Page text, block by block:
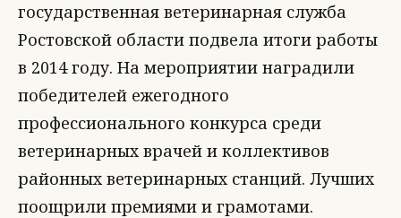
государственная ветеринарная служба
Ростовской области подвела итоги работы
в 2014 году. На мероприятии наградили
победителей ежегодного
профессионального конкурса среди
ветеринарных врачей и коллективов
районных ветеринарных станций. Лучших
поощрили премиями и грамотами.